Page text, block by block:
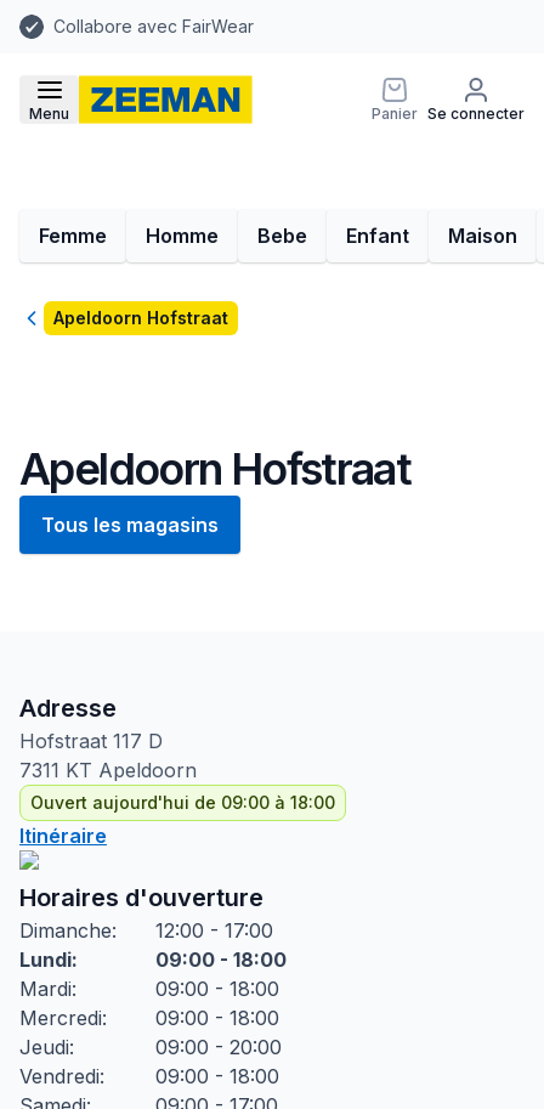
Collabore avec FairWear
Menu Panier Se connecter
Femme Homme Bebe Enfant Maison
RetourApeldoorn Hofstraat
Apeldoorn Hofstraat
Tous les magasins
Adresse
Hofstraat 117 D
7311 KT Apeldoorn
Ouvert aujourd'hui de 09:00 à 18:00
Itinéraire
Horaires d'ouverture
Dimanche:
12:00 - 17:00
Lundi:
09:00 - 18:00
Mardi:
09:00 - 18:00
Mercredi:
09:00 - 18:00
Jeudi:
09:00 - 20:00
Vendredi:
09:00 - 18:00